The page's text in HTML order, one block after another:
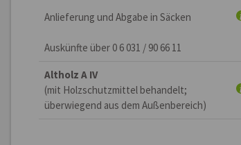
Anlieferung und Abgabe in Säcken
Auskünfte über 0 6 031 / 90 66 11
Altholz A IV
(mit Holzschutzmittel behandelt;
überwiegend aus dem Außenbereich)